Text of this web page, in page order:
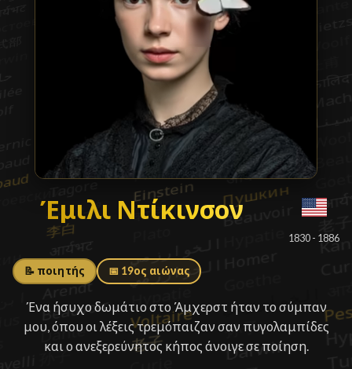
Έμιλι Ντίκινσον
Έμιλι Ντίκινσον█
1830 - 1886
📝 ποιητής 📅 19ος αιώνας
Ένα ήσυχο δωμάτιο στο Άμχερστ ήταν το σύμπαν
μου, όπου οι λέξεις τρεμόπαιζαν σαν πυγολαμπίδες
και ο ανεξερεύνητος κήπος άνοιγε σε ποίηση.